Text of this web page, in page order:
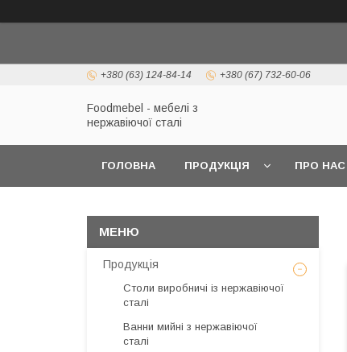
+380 (63) 124-84-14 +380 (67) 732-60-06
Foodmebel - мебелі з
нержавіючої сталі
ГОЛОВНА ПРОДУКЦІЯ ПРО НАС
Продукція
Столи виробничі із нержавіючої
сталі
Ванни мийні з нержавіючої
сталі